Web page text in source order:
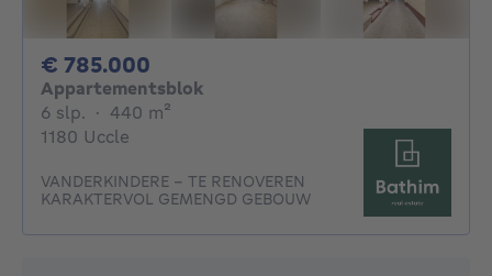
€ 785.000
Appartementsblok
6 slp. 6 slaapkamers
· 440 m²
1180 Uccle
VANDERKINDERE - TE RENOVEREN
KARAKTERVOL GEMENGD GEBOUW